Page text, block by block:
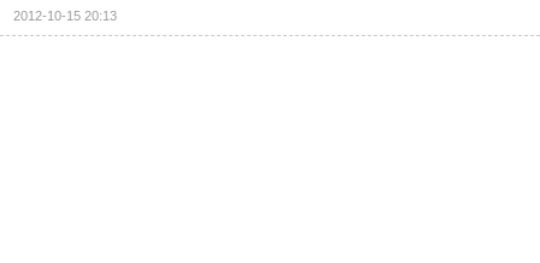
2012-10-15 20:13